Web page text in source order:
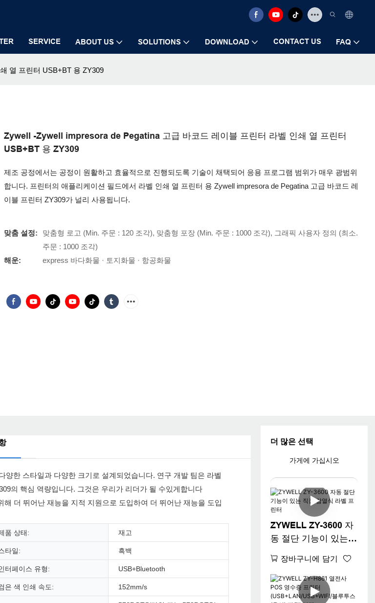
SERVICE ABOUT US SOLUTIONS DOWNLOAD CONTACT US FAQ
열 프린터 USB+BT 용 ZY309
Zywell -Zywell impresora de Pegatina 고급 바코드 레이블 프린터 라벨 인쇄 열 프린터
USB+BT 용 ZY309
제조 공정에서는 공정이 원활하고 효율적으로 진행되도록 기술이 채택되어 응용 프로그램 범위가 매우 광범위
합니다. 프린터의 애플리케이션 필드에서 라벨 인쇄 열 프린터 용 Zywell impresora de Pegatina 고급 바코드 레
이블 프린터 ZY309가 널리 사용됩니다.
맞춤 설정:
맞춤형 로고 (Min. 주문 : 120 조각), 맞춤형 포장 (Min. 주문 : 1000 조각), 그래픽 사용자 정의 (최소.
주문 : 1000 조각)
해운:
express 바다화물 · 토지화물 · 항공화물
더 많은 선택
가게에 가십시오
ZYWELL ZY-3600 자
동 절단 기능이 있는
터
장바구니에 담기
한 스타일과 다양한 크기로 설계되었습니다. 연구 개발 팀은 라벨
의 핵심 역량입니다. 그것은 우리가 리더가 될 수있게합니다
더 뛰어난 재능을 지적 지원으로 도입하여 더 뛰어난 재능을 도입
품 상태: 재고
타일: 흑백
터페이스 유형: USB+Bluetooth
은 색 인쇄 속도: 152mm/s